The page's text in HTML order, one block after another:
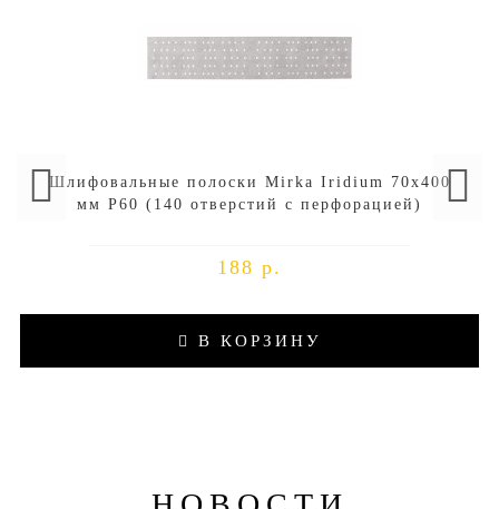
Шлифовальные полоски Mirka Iridium 70х400
мм P60 (140 отверстий с перфорацией)
188 р.
В КОРЗИНУ